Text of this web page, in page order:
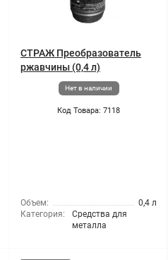
СТРАЖ Преобразователь
ржавчины (0,4 л)
Нет в наличии
Код Товара: 7118
Объем:
0,4 л
Категория:
Средства для
металла